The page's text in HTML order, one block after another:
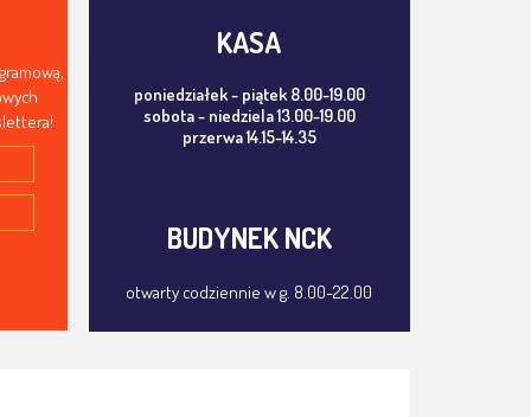
KASA
poniedziałek - piątek 8.00-19.00
sobota - niedziela 13.00-19.00
przerwa 14.15-14.35
BUDYNEK NCK
otwarty codziennie w g. 8.00-22.00